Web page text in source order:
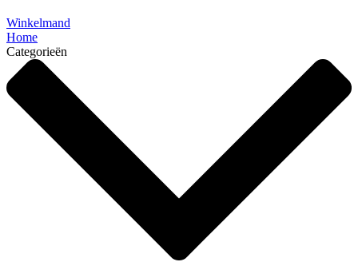
Winkelmand
Home
Categorieën